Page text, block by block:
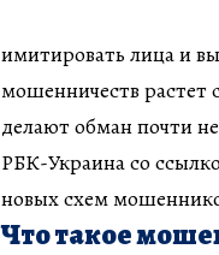
имитировать лица и
мошенничеств
делают обман почти
РБК-Украина со
новых схем
Что такое